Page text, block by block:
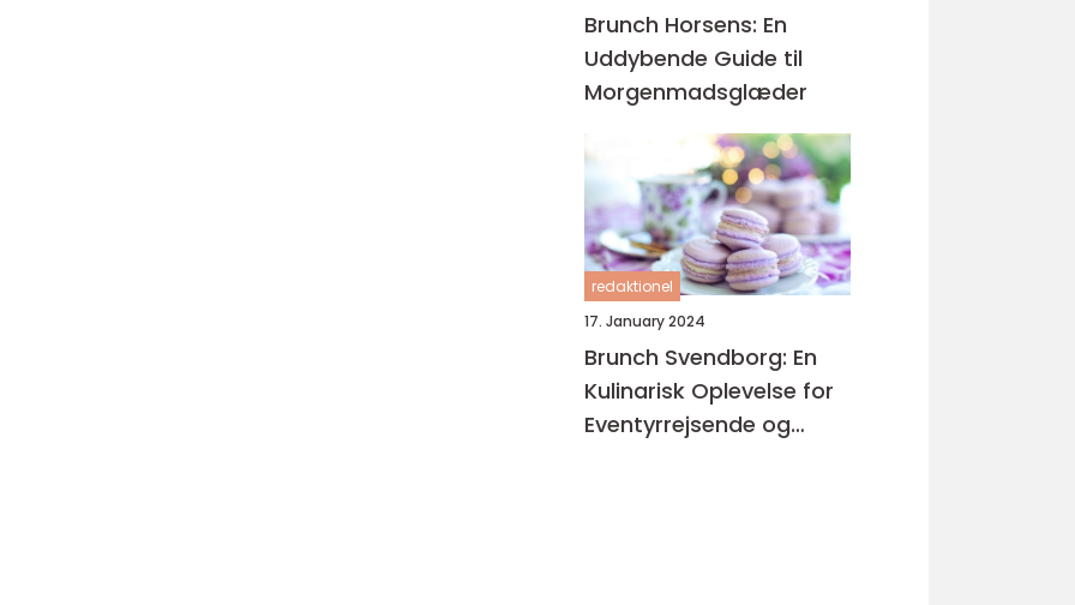
Brunch Horsens: En
Uddybende Guide til
Morgenmadsglæder
redaktionel
17. January 2024
Brunch Svendborg: En
Kulinarisk Oplevelse for
Eventyrrejsende og